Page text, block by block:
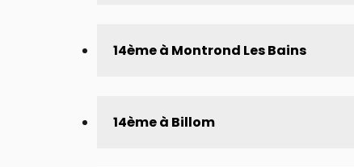
14ème à Montrond Les Bains
14ème à Billom